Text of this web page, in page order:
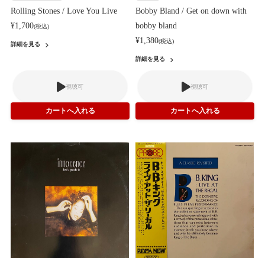
Rolling Stones / Love You Live
¥1,700(税込)
詳細を見る
視聴可
Bobby Bland / Get on down with
bobby bland
¥1,380(税込)
詳細を見る
視聴可